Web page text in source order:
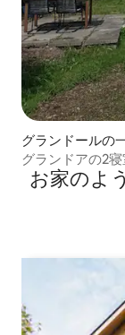
グランドールの
グランドアの2
お家のよ